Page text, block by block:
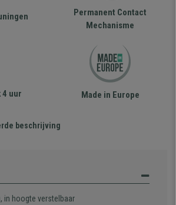
Permanent Contact
Mechanisme
4 uur Made in Europe
beschrijving
in hoogte verstelbaar